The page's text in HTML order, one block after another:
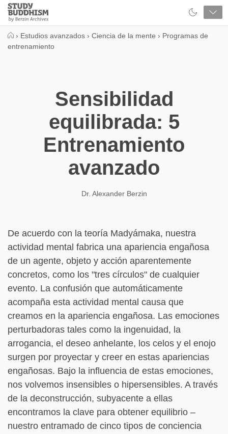
Close
Study
Buddhism
› Estudios avanzados › Ciencia de la mente › Programas de
entrenamiento
Sensibilidad
equilibrada: 5
Entrenamiento
avanzado
Dr. Alexander Berzin
De acuerdo con la teoría Madyámaka, nuestra
actividad mental fabrica una apariencia engañosa
de un agente, objeto y acción aparentemente
concretos, como los "tres círculos" de cualquier
evento. La confusión que automáticamente
acompaña esta actividad mental causa que
creamos en la apariencia engañosa. Las emociones
perturbadoras tales como la ingenuidad, la
arrogancia, el deseo anhelante, los celos y el enojo
surgen por proyectar y creer en estas apariencias
engañosas. Bajo la influencia de estas emociones,
nos volvemos insensibles o hipersensibles. A través
de la deconstrucción, subyacente a ellas
encontramos la clave para obtener equilibrio –
nuestro entramado de cinco tipos de conciencia